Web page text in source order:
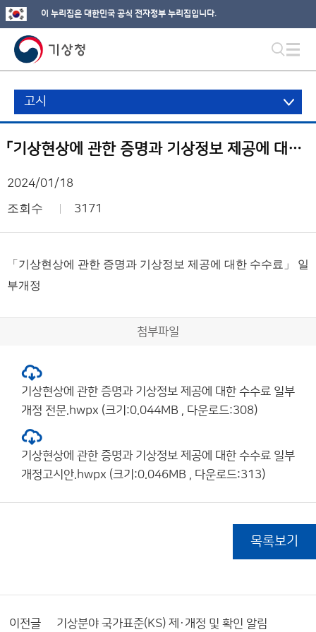
이 누리집은 대한민국 공식 전자정부 누리집입니다.
고시
「기상현상에 관한 증명과 기상정보 제공에 대한 수수료」 일부개정
2024/01/18
조회수 3171
「기상현상에 관한 증명과 기상정보 제공에 대한 수수료」
일
부개정
첨부파일
기상현상에 관한 증명과 기상정보 제공에 대한 수수료 일부
개정 전문.hwpx (크기:0.044MB , 다운로드:308)
기상현상에 관한 증명과 기상정보 제공에 대한 수수료 일부
개정고시안.hwpx (크기:0.046MB , 다운로드:313)
목록보기
이전글 기상분야 국가표준(KS) 제·개정 및 확인 알림